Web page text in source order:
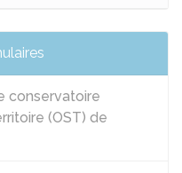
conservatoire
(OST) de